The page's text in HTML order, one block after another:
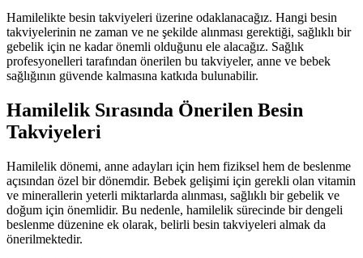
Hamilelikte besin takviyeleri üzerine odaklanacağız. Hangi besin
takviyelerinin ne zaman ve ne şekilde alınması gerektiği, sağlıklı bir
gebelik için ne kadar önemli olduğunu ele alacağız. Sağlık
profesyonelleri tarafından önerilen bu takviyeler, anne ve bebek
sağlığının güvende kalmasına katkıda bulunabilir.
Hamilelik Sırasında Önerilen Besin
Takviyeleri
Hamilelik dönemi, anne adayları için hem fiziksel hem de beslenme
açısından özel bir dönemdir. Bebek gelişimi için gerekli olan vitamin
ve minerallerin yeterli miktarlarda alınması, sağlıklı bir gebelik ve
doğum için önemlidir. Bu nedenle, hamilelik sürecinde bir dengeli
beslenme düzenine ek olarak, belirli besin takviyeleri almak da
önerilmektedir.